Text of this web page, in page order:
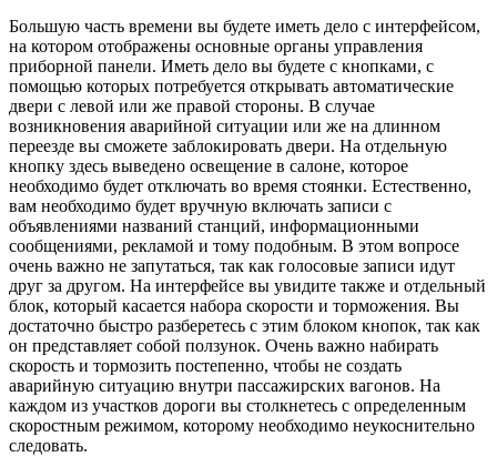
Большую часть времени вы будете иметь дело с интерфейсом,
на котором отображены основные органы управления
приборной панели. Иметь дело вы будете с кнопками, с
помощью которых потребуется открывать автоматические
двери с левой или же правой стороны. В случае
возникновения аварийной ситуации или же на длинном
переезде вы сможете заблокировать двери. На отдельную
кнопку здесь выведено освещение в салоне, которое
необходимо будет отключать во время стоянки. Естественно,
вам необходимо будет вручную включать записи с
объявлениями названий станций, информационными
сообщениями, рекламой и тому подобным. В этом вопросе
очень важно не запутаться, так как голосовые записи идут
друг за другом. На интерфейсе вы увидите также и отдельный
блок, который касается набора скорости и торможения. Вы
достаточно быстро разберетесь с этим блоком кнопок, так как
он представляет собой ползунок. Очень важно набирать
скорость и тормозить постепенно, чтобы не создать
аварийную ситуацию внутри пассажирских вагонов. На
каждом из участков дороги вы столкнетесь с определенным
скоростным режимом, которому необходимо неукоснительно
следовать.